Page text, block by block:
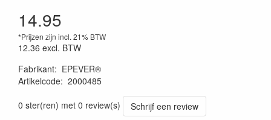
14.95
*Prijzen zijn incl. 21% BTW
12.36 excl. BTW
Fabrikant: EPEVER®
Artikelcode: 2000485
0 ster(ren) met 0 review(s)
Schrijf een review